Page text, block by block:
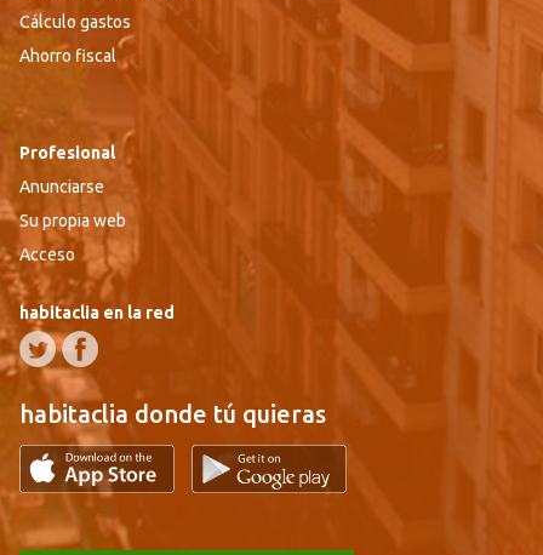
Cálculo gastos
Ahorro fiscal
Profesional
Anunciarse
Su propia web
Acceso
habitaclia en la red
habitaclia donde tú quieras